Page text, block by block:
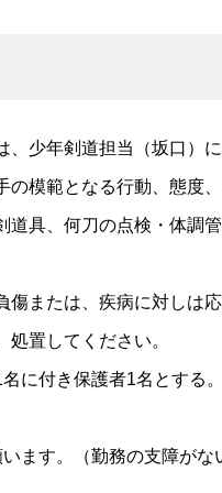
少年剣道担当（坂口）
模範となる行動、態度、
道具、何刀の点検・体調
傷または、疾病に対しは
置してください。
に付き保護者1名とする
ます。（勤務の支障がな